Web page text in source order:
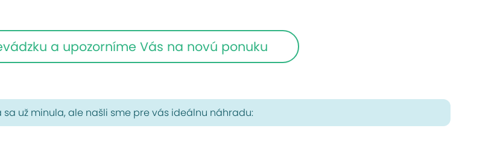
a upozorníme Vás na novú ponuku
sa už minula, ale našli sme pre vás ideálnu náhradu: